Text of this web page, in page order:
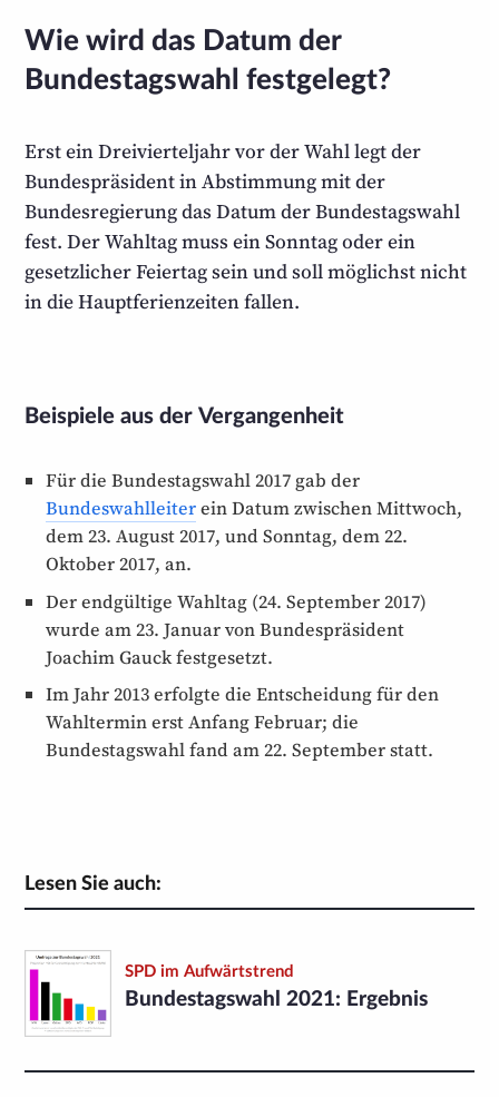
Wie wird das Datum der
Bundestagswahl festgelegt?
Erst ein Dreivierteljahr vor der Wahl legt der
Bundespräsident in Abstimmung mit der
Bundesregierung das Datum der Bundestagswahl
fest. Der Wahltag muss ein Sonntag oder ein
gesetzlicher Feiertag sein und soll möglichst nicht
in die Hauptferienzeiten fallen.
Beispiele aus der Vergangenheit
Für die Bundestagswahl 2017 gab der
Bundeswahlleiterein Datum zwischen Mittwoch,
dem 23. August 2017, und Sonntag, dem 22.
Oktober 2017, an.
Der endgültige Wahltag (24. September 2017)
wurde am 23. Januar von Bundespräsident
Joachim Gauck festgesetzt.
Im Jahr 2013 erfolgte die Entscheidung für den
Wahltermin erst Anfang Februar; die
Bundestagswahl fand am 22. September statt.
Lesen Sie auch:
SPD im Aufwärtstrend
Bundestagswahl 2021: Ergebnis